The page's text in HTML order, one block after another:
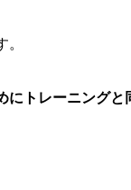
にトレーニングと